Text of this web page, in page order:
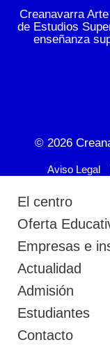
Creanavarra
de Estudios
enseñanza
© 2026
Aviso Legal
El centro
Oferta
Empresas e
Actualidad
Admisión
Estudiantes
Contacto